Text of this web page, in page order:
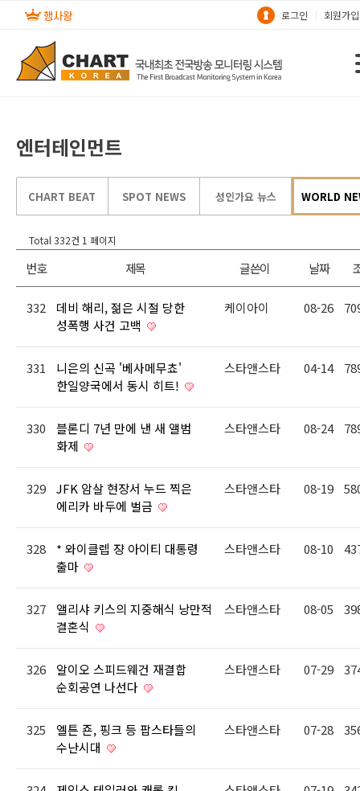
로그인 회원가입
엔터테인먼트
CHART BEAT SPOT NEWS 성인가요 뉴스 WORLD
Total 332건 1 페이지
번호 제목 글쓴이 날짜
332
데비 해리, 젊은 시절 당한
성폭행 사건 고백
케이아이 08-26
331
니은의 신곡 '베사메무쵸'
한일양국에서 동시 히트!
스타앤스타 04-14
330
블론디 7년 만에 낸 새 앨범
화제
스타앤스타 08-24
329
JFK 암살 현장서 누드 찍은
에리카 바두에 벌금
스타앤스타 08-19
328
* 와이클렙 쟝 아이티 대통령
출마
스타앤스타 08-10
327
앨리샤 키스의 지중해식 낭만적
결혼식
스타앤스타 08-05
326
알이오 스피드웨건 재결합
순회공연 나선다
스타앤스타 07-29
325
엘튼 죤, 핑크 등 팝스타들의
수난시대
스타앤스타 07-28